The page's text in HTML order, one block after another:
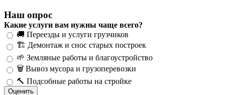
Наш опрос
Какие услуги вам нужны чаще всего?
🚚 Переезды и услуги грузчиков
🏗️ Демонтаж и снос старых построек
🌱 Земляные работы и благоустройство
🗑️ Вывоз мусора и грузоперевозки
🔨 Подсобные работы на стройке